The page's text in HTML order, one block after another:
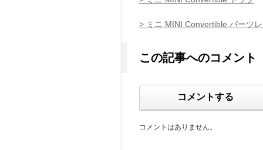
> ミニ MINI Convertible パーツ
この記事へのコメント
コメントする
コメントはありません。